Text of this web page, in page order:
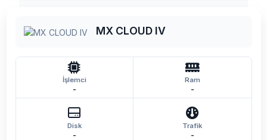
MX CLOUD IV
İşlemci
-
Ram
-
Disk
-
Trafik
-